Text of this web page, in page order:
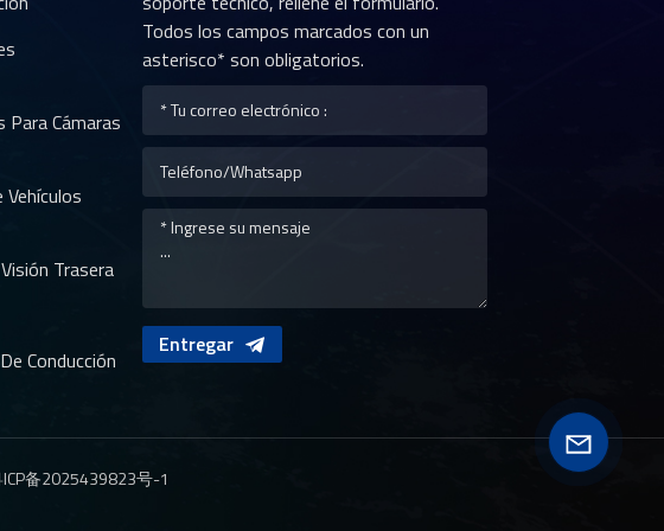
Cámaras
Trasera
Conducción
Todos los campos marcados con un
asterisco* son obligatorios.
Entregar
备2025439823号-1